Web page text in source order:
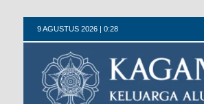
9 AGUSTUS 2026 | 0:28